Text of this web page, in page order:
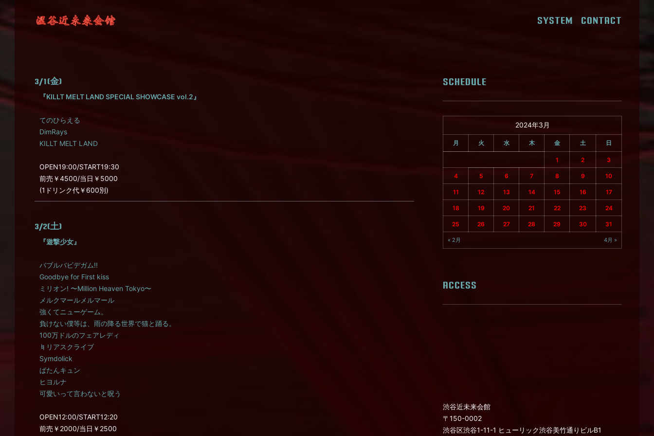
SYSTEM CONTACT
3/1(金)
『KILLT MELT LAND SPECIAL SHOWCASE vol.2』
てのひらえる
DimRays
KILLT MELT LAND
OPEN19:00/START19:30
前売￥4500/当日￥5000
(1ドリンク代￥600別)
3/2(土)
『遊撃少女』
バブルバビデガム!!
Goodbye for First kiss
ミリオン! 〜Million Heaven Tokyo〜
メルクマールメルマール
強くてニューゲーム。
負けない僕等は、雨の降る世界で猫と踊る。
100万ドルのフェアレディ
♮リアスクライブ
Symdolick
ばたんキュン
ヒヨルナ
可愛いって言わないと呪う
OPEN12:00/START12:20
前売￥2000/当日￥2500
SCHEDULE
2024年3月
月 火 水 木 金 土 日
1 2 3
4 5 6 7 8 9 10
11 12 13 14 15 16 17
18 19 20 21 22 23 24
25 26 27 28 29 30 31
« 2月 4月 »
ACCESS
渋谷近未来会館
〒150-0002
渋谷区渋谷1-11-1 ヒューリック渋谷美竹通りビルB1